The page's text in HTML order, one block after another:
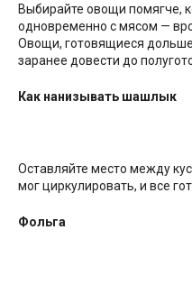
Выбирайте овощи помягче,
одновременно с мясом —
Овощи, готовящиеся
заранее довести до
Как нанизывать шашлык
Оставляйте место между
мог циркулировать, и все
Фольга